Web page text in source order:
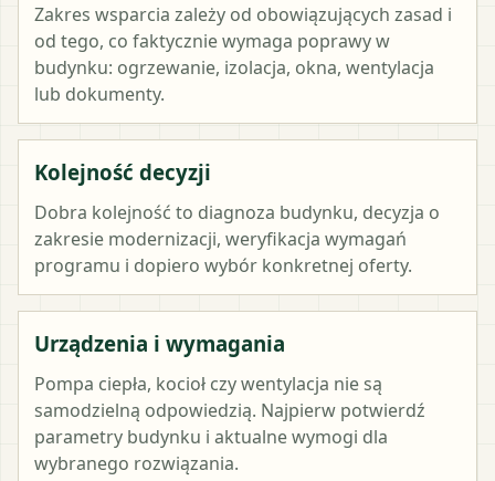
Zakres wsparcia zależy od obowiązujących zasad i
od tego, co faktycznie wymaga poprawy w
budynku: ogrzewanie, izolacja, okna, wentylacja
lub dokumenty.
Kolejność decyzji
Dobra kolejność to diagnoza budynku, decyzja o
zakresie modernizacji, weryfikacja wymagań
programu i dopiero wybór konkretnej oferty.
Urządzenia i wymagania
Pompa ciepła, kocioł czy wentylacja nie są
samodzielną odpowiedzią. Najpierw potwierdź
parametry budynku i aktualne wymogi dla
wybranego rozwiązania.